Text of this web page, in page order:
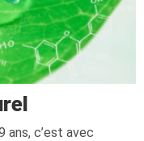
ans, c’est avec